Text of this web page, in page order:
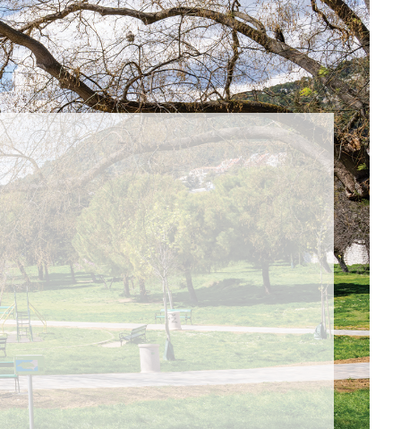
i
za akcije,
i novosti.